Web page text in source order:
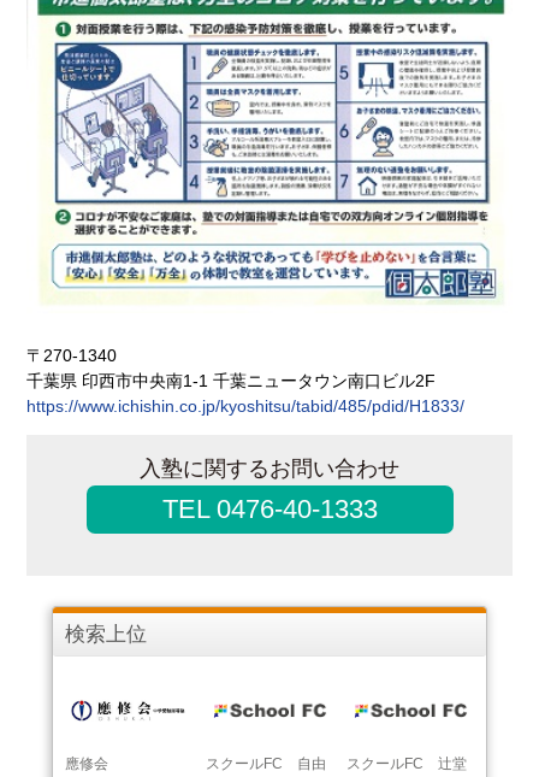
〒270-1340
千葉県 印西市中央南1-1 千葉ニュータウン南口ビル2F
https://www.ichishin.co.jp/kyoshitsu/tabid/485/pdid/H1833/
入塾に関するお問い合わせ
TEL 0476-40-1333
検索上位
應修会
スクールFC 自由
スクールFC 辻堂